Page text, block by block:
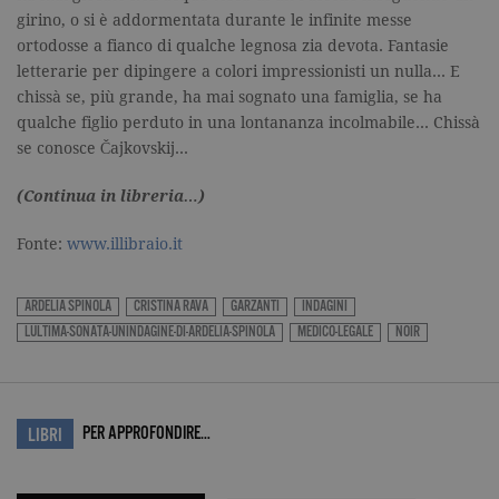
girino, o si è addormentata durante le infinite messe
ortodosse a fianco di qualche legnosa zia devota. Fantasie
letterarie per dipingere a colori impressionisti un nulla… E
chissà se, più grande, ha mai sognato una famiglia, se ha
qualche figlio perduto in una lontananza incolmabile… Chissà
se conosce Čajkovskij…
(Continua in libreria…)
Fonte: www.illibraio.it
ARDELIA SPINOLA CRISTINA RAVA GARZANTI
INDAGINI
LULTIMA-SONATA-UNINDAGINE-DI-ARDELIA-SPINOLA
MEDICO-LEGALE NOIR
LIBRI PER APPROFONDIRE…
valore
per ogni
visitata e
contare e
traccia delle